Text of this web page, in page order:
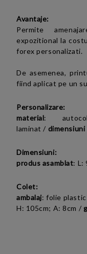
Avantaje:
Permite
expozitional la
forex personalizati.
De asemenea,
fiind aplicat pe un
Personalizare:
material:
laminat/ dimensiuni
Dimensiuni:
produs asamblat: L:
Colet:
ambalaj: folie
H: 105cm; A: 8cm /